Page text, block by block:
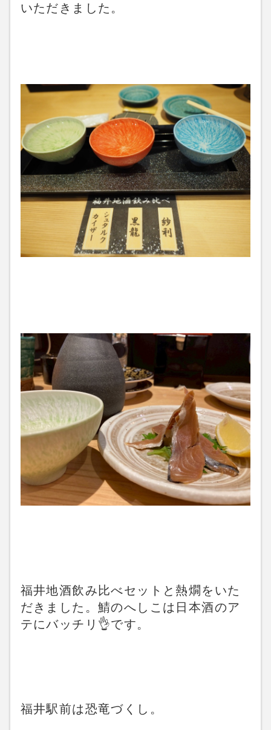
いただきました。
福井地酒飲み比べセットと熱燗をいた
だきました。鯖のへしこは日本酒のア
テにバッチリ👌です。
福井駅前は恐竜づくし。